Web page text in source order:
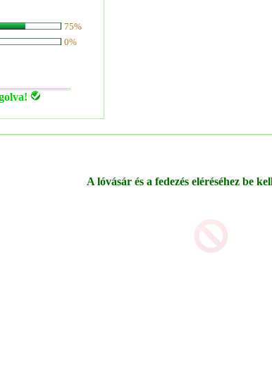
75%
0%
A lóvásár és a fedezés eléréséhez be